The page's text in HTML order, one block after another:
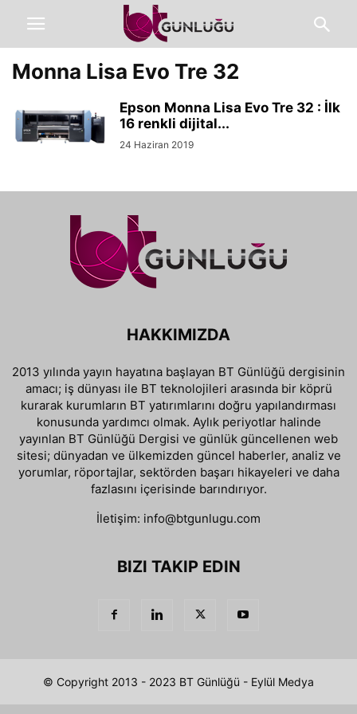
Monna Lisa Evo Tre 32
Epson Monna Lisa Evo Tre 32 : İlk
16 renkli dijital...
24 Haziran 2019
HAKKIMIZDA
2013 yılında yayın hayatına başlayan BT Günlüğü dergisinin
amacı; iş dünyası ile BT teknolojileri arasında bir köprü
kurarak kurumların BT yatırımlarını doğru yapılandırması
konusunda yardımcı olmak. Aylık periyotlar halinde
yayınlan BT Günlüğü Dergisi ve günlük güncellenen web
sitesi; dünyadan ve ülkemizden güncel haberler, analiz ve
yorumlar, röportajlar, sektörden başarı hikayeleri ve daha
fazlasını içerisinde barındırıyor.
İletişim: info@btgunlugu.com
BIZI TAKIP EDIN
© Copyright 2013 - 2023 BT Günlüğü - Eylül Medya